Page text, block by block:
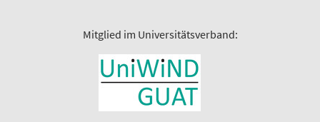
Mitglied im Universitätsverband: